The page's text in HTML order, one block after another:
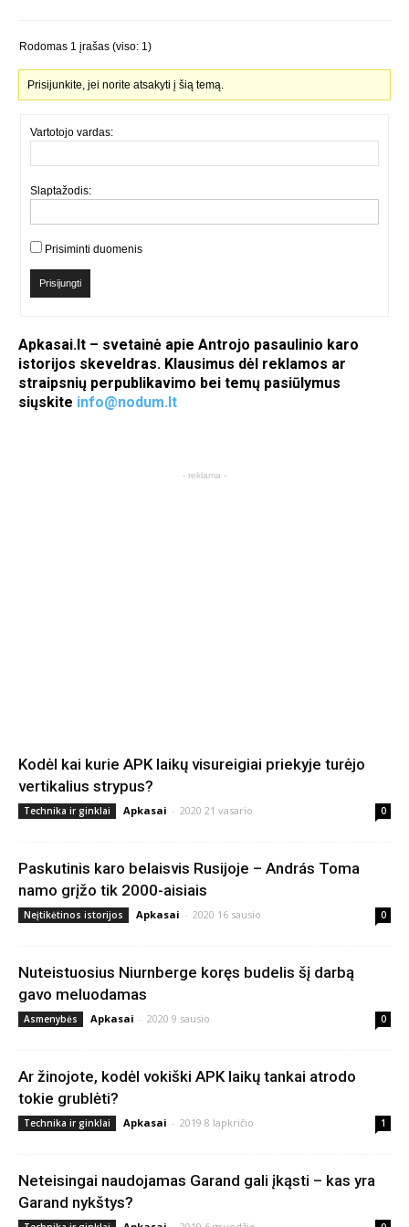
Rodomas 1 įrašas (viso: 1)
Prisijunkite, jei norite atsakyti į šią temą.
Vartotojo vardas:
Slaptažodis:
Prisiminti duomenis
Prisijungti
Apkasai.lt – svetainė apie Antrojo pasaulinio karo
istorijos skeveldras. Klausimus dėl reklamos ar
straipsnių perpublikavimo bei temų pasiūlymus
siųskite info@nodum.lt
- reklama -
Kodėl kai kurie APK laikų visureigiai priekyje turėjo
vertikalius strypus?
Technika ir ginklai Apkasai - 2020 21 vasario 0
Paskutinis karo belaisvis Rusijoje – András Toma
namo grįžo tik 2000-aisiais
Neįtikėtinos istorijos Apkasai - 2020 16 sausio 0
Nuteistuosius Niurnberge koręs budelis šį darbą
gavo meluodamas
Asmenybės Apkasai - 2020 9 sausio 0
Ar žinojote, kodėl vokiški APK laikų tankai atrodo
tokie grublėti?
Technika ir ginklai Apkasai - 2019 8 lapkričio 1
Neteisingai naudojamas Garand gali įkąsti – kas yra
Garand nykštys?